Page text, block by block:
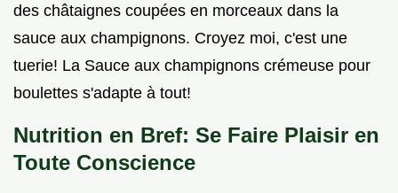
des châtaignes coupées en morceaux dans la
sauce aux champignons. Croyez moi, c'est une
tuerie! La Sauce aux champignons crémeuse pour
boulettes s'adapte à tout!
Nutrition en Bref: Se Faire Plaisir en
Toute Conscience